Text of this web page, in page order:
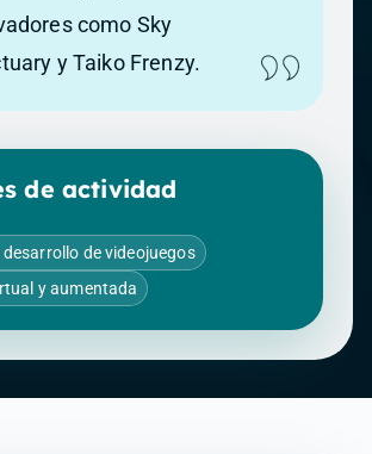
como Sky
y Taiko Frenzy.
de actividad
de videojuegos
y aumentada